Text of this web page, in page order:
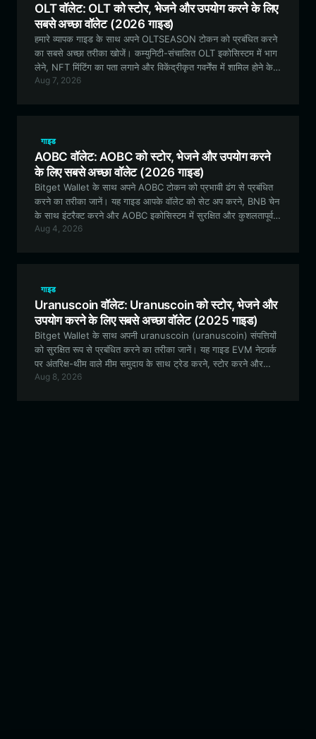
OLT वॉलेट: OLT को स्टोर, भेजने और उपयोग करने के लिए
सबसे अच्छा वॉलेट (2026 गाइड)
हमारे व्यापक गाइड के साथ अपने OLTSEASON टोकन को प्रबंधित करने
का सबसे अच्छा तरीका खोजें। कम्युनिटी-संचालित OLT इकोसिस्टम में भाग
लेने, NFT मिंटिंग का पता लगाने और विकेंद्रीकृत गवर्नेंस में शामिल होने के
लिए Bitget Wallet का उपयोग करके एक सुरक्षित OLT वॉलेट सेट अप
Aug 7, 2026
गाइड
AOBC वॉलेट: AOBC को स्टोर, भेजने और उपयोग करने
के लिए सबसे अच्छा वॉलेट (2026 गाइड)
Bitget Wallet के साथ अपने AOBC टोकन को प्रभावी ढंग से प्रबंधित
करने का तरीका जानें। यह गाइड आपके वॉलेट को सेट अप करने, BNB चेन
के साथ इंटरैक्ट करने और AOBC इकोसिस्टम में सुरक्षित और कुशलतापूर्वक
भाग लेने का एक व्यापक अवलोकन प्रदान करती है।
Aug 4, 2026
गाइड
Uranuscoin वॉलेट: Uranuscoin को स्टोर, भेजने और
उपयोग करने के लिए सबसे अच्छा वॉलेट (2025 गाइड)
Bitget Wallet के साथ अपनी uranuscoin (uranuscoin) संपत्तियों
को सुरक्षित रूप से प्रबंधित करने का तरीका जानें। यह गाइड EVM नेटवर्क
पर अंतरिक्ष-थीम वाले मीम समुदाय के साथ ट्रेड करने, स्टोर करने और
जुड़ने के सर्वोत्तम तरीकों की पड़ताल करती है।
Aug 8, 2026